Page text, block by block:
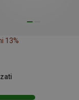
13%